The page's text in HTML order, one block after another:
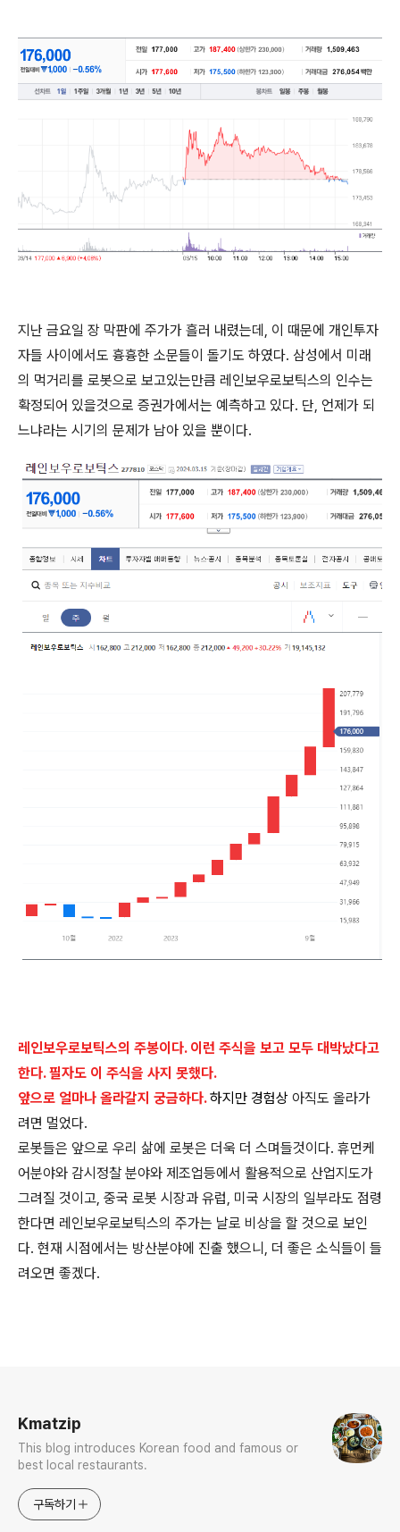
지난 금요일 장 막판에 주가가 흘러 내렸는데, 이 때문에 개인투자
자들 사이에서도 흉흉한 소문들이 돌기도 하였다. 삼성에서 미래
의 먹거리를 로봇으로 보고있는만큼 레인보우로보틱스의 인수는
확정되어 있을것으로 증권가에서는 예측하고 있다. 단, 언제가 되
느냐라는 시기의 문제가 남아 있을 뿐이다.
레인보우로보틱스의 주봉이다. 이런 주식을 보고 모두 대박났다고
한다. 필자도 이 주식을 사지 못했다.
앞으로 얼마나 올라갈지 궁금하다.하지만 경험상 아직도 올라가
려면 멀었다.
로봇들은 앞으로 우리 삶에 로봇은 더욱 더 스며들것이다. 휴먼케
어분야와 감시정찰 분야와 제조업등에서 활용적으로 산업지도가
그려질 것이고, 중국 로봇 시장과 유럽, 미국 시장의 일부라도 점령
한다면 레인보우로보틱스의 주가는 날로 비상을 할 것으로 보인
다. 현재 시점에서는 방산분야에 진출 했으니, 더 좋은 소식들이 들
려오면 좋겠다.
Kmatzip
This blog introduces Korean food and famous or
best local restaurants.
구독하기